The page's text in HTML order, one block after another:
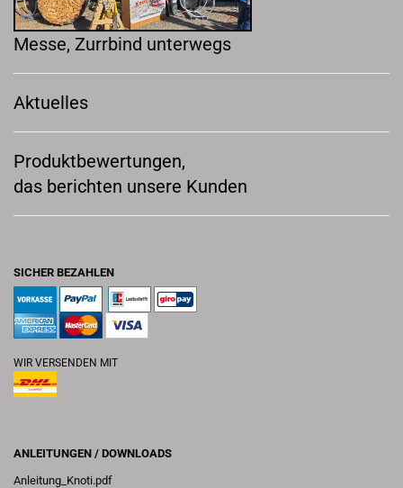
Messe, Zurrbind unterwegs
Aktuelles
Produktbewertungen,
das berichten unsere Kunden
SICHER BEZAHLEN
WIR VERSENDEN MIT
ANLEITUNGEN / DOWNLOADS
Anleitung_Knoti.pdf